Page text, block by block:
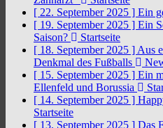
[ 22. September 2025 ] Ein
[ 19. September 2025 ] Ein
Saison?
Startseite
[ 18. September 2025 ] Aus
Denkmal des Fußballs
[ 15. September 2025 ] Ein
Ellenfeld und Borussia
[ 14. September 2025 ]
Startseite
[ 13. September 2025 ] Das